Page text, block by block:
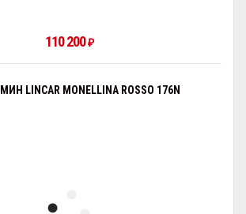
110 200₽
LINCAR MONELLINA ROSSO 176N